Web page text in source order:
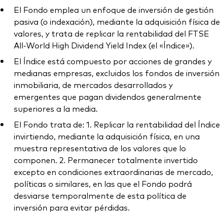
El Fondo emplea un enfoque de inversión de gestión
pasiva (o indexación), mediante la adquisición física de
valores, y trata de replicar la rentabilidad del FTSE
All-World High Dividend Yield Index (el «Índice»).
El Índice está compuesto por acciones de grandes y
medianas empresas, excluidos los fondos de inversión
inmobiliaria, de mercados desarrollados y
emergentes que pagan dividendos generalmente
superiores a la media.
El Fondo trata de: 1. Replicar la rentabilidad del Índice
invirtiendo, mediante la adquisición física, en una
muestra representativa de los valores que lo
componen. 2. Permanecer totalmente invertido
excepto en condiciones extraordinarias de mercado,
políticas o similares, en las que el Fondo podrá
desviarse temporalmente de esta política de
inversión para evitar pérdidas.